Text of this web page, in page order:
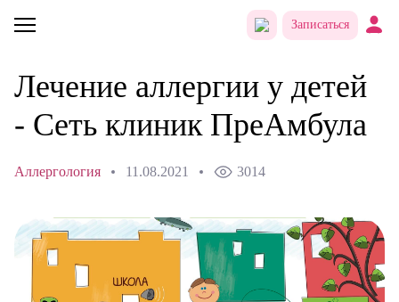
Записаться
Лечение аллергии у детей
- Сеть клиник ПреАмбула
Аллергология 11.08.2021 3014